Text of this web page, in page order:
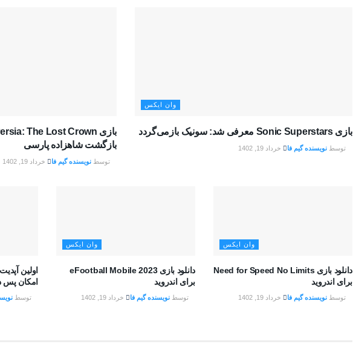
وان ایکس
بازی Sonic Superstars معرفی شد:‌ سونیک بازمی‌گردد
توسط نویسنده گیم فا خرداد 19, 1402
بازگشت شاهزاده پارسی
توسط نویسنده گیم فا خرداد 19, 1402
وان ایکس
دانلود بازی Need for Speed No Limits
برای اندروید
توسط نویسنده گیم فا خرداد 19, 1402
وان ایکس
دانلود بازی eFootball Mobile 2023
برای اندروید
توسط نویسنده گیم فا خرداد 19, 1402
امکان پس
توسط